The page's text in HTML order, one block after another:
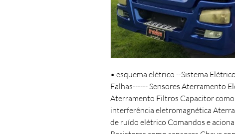
• esquema elétrico --Sistema
Falhas------ Sensores Aterramento
Aterramento Filtros Capacitor
interferência eletromagnética
de ruído elétrico Comandos e